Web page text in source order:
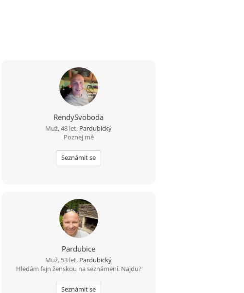
RendySvoboda
Muž, 48 let, Pardubický
Poznej mě
Seznámit se
Pardubice
Muž, 53 let, Pardubický
Hledám fajn ženskou na seznámení. Najdu?
Seznámit se